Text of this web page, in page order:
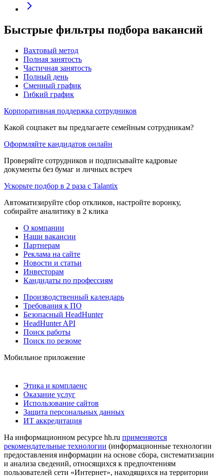
Быстрые фильтры подбора вакансий
Вахтовый метод
Полная занятость
Частичная занятость
Полный день
Сменный график
Гибкий график
Корпоративная поддержка сотрудников
Какой соцпакет вы предлагаете семейным сотрудникам?
Оформляйте кандидатов онлайн
Проверяйте сотрудников и подписывайте кадровые
документы без бумаг и личных встреч
Ускорьте подбор в 2 раза с Talantix
Автоматизируйте сбор откликов, настройте воронку,
собирайте аналитику в 2 клика
О компании
Наши вакансии
Партнерам
Реклама на сайте
Новости и статьи
Инвесторам
Кандидаты по профессиям
Производственный календарь
Требования к ПО
Безопасный HeadHunter
HeadHunter API
Поиск работы
Поиск по резюме
Мобильное приложение
Этика и комплаенс
Оказание услуг
Использование сайтов
Защита персональных данных
ИТ аккредитация
На информационном ресурсе hh.ru применяются
рекомендательные технологии (информационные технологии
предоставления информации на основе сбора, систематизации
и анализа сведений, относящихся к предпочтениям
пользователей сети «Интернет», находящихся на территории